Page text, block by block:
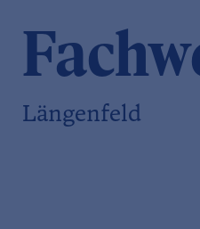
Längenfeld